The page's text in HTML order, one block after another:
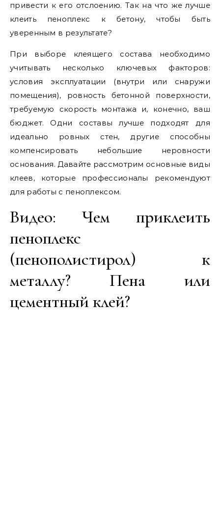
привести к его отслоению. Так на что же лучше
клеить пеноплекс к бетону, чтобы быть
уверенным в результате?
При выборе клеящего состава необходимо
учитывать несколько ключевых факторов:
условия эксплуатации (внутри или снаружи
помещения), ровность бетонной поверхности,
требуемую скорость монтажа и, конечно, ваш
бюджет. Одни составы лучше подходят для
идеально ровных стен, другие способны
компенсировать небольшие неровности
основания. Давайте рассмотрим основные виды
клеев, которые профессионалы рекомендуют
для работы с пеноплексом.
Видео: Чем приклеить
пеноплекс
(пенополистирол) к
металлу? Пена или
цементный клей?